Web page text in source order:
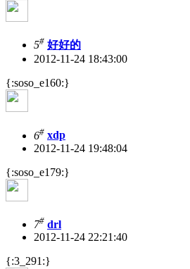
5# 好好的
2012-11-24 18:43:00
{:soso_e160:}
6# xdp
2012-11-24 19:48:04
{:soso_e179:}
7# drl
2012-11-24 22:21:40
{:3_291:}